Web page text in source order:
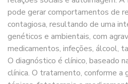
pode gerar comportamentos de
contagiosa, resultando de uma
genéticos e ambientais, com
medicamentos, infeções, álcool,
O diagnóstico é clínico, baseado
clínica. O tratamento, conforme a